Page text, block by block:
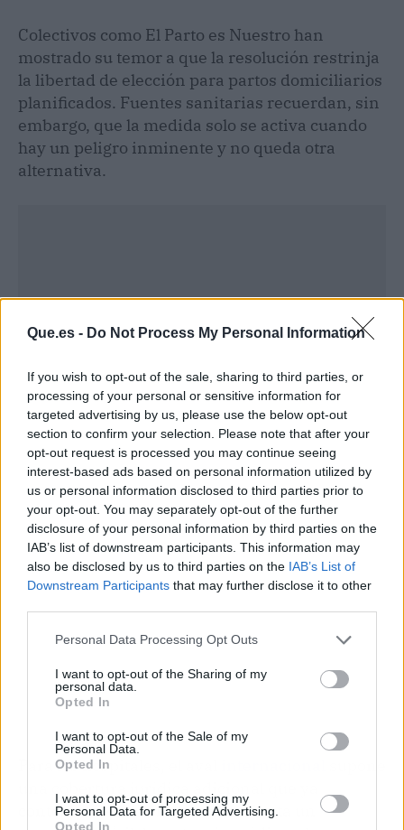
Que.es - Do Not Process My Personal Information
If you wish to opt-out of the sale, sharing to third parties, or
processing of your personal or sensitive information for
targeted advertising by us, please use the below opt-out
section to confirm your selection. Please note that after your
opt-out request is processed you may continue seeing
interest-based ads based on personal information utilized by
us or personal information disclosed to third parties prior to
your opt-out. You may separately opt-out of the further
disclosure of your personal information by third parties on the
IAB’s list of downstream participants. This information may
also be disclosed by us to third parties on the IAB’s List of
Downstream Participants that may further disclose it to other
Personal Data Processing Opt Outs
I want to opt-out of the Sharing of my
personal data.
Opted In
I want to opt-out of the Sale of my
Personal Data.
Opted In
I want to opt-out of processing my
Personal Data for Targeted Advertising.
Opted In
Colectivos como El Parto es Nuestro han
mostrado su temor a que la resolución restrinja
la libertad de elección para partos domiciliarios
planificados. Fuentes sanitarias recuerdan, sin
embargo, que la medida solo se activa cuando
hay un peligro inminente y no queda otra
alternativa.
Publicidad
Para los hospitales, el aval
contemplaban. Pero, a la vez, sienta un